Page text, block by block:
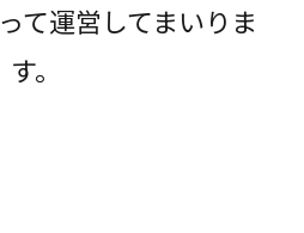
て運営してまいりま
す。